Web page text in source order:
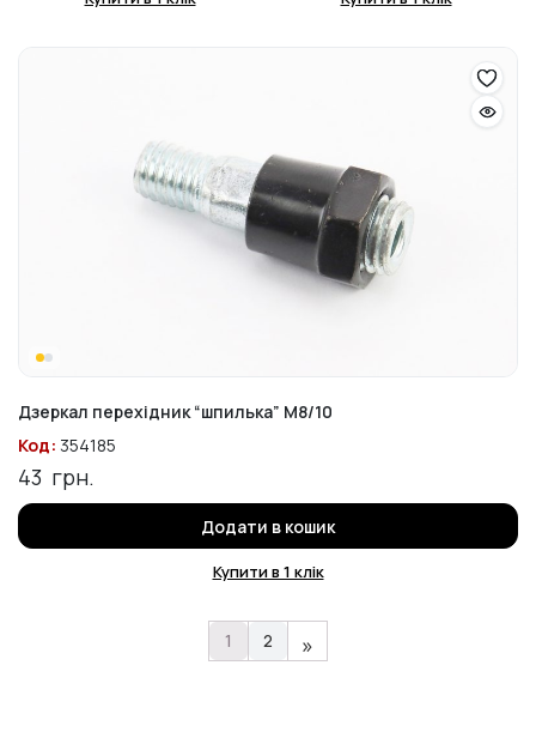
Дзеркал перехідник “шпилька” М8/10
Код: 354185
43 грн.
Додати в кошик
Купити в 1 клік
1 2 »